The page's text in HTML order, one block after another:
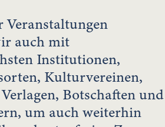
Veranstaltungen
auch mit
Institutionen,
Kulturvereinen,
Botschaften und
um auch weiterhin